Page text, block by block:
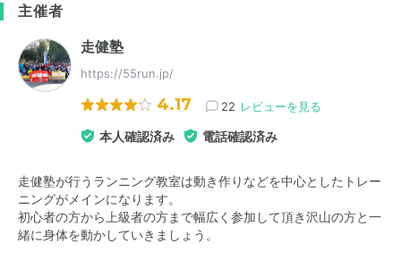
主催者
走健塾
https://55run.jp/
4.17 22 レビューを見る
本人確認済み 電話確認済み
走健塾が行うランニング教室は動き作りなどを中心としたトレー
ニングがメインになります。
初心者の方から上級者の方まで幅広く参加して頂き沢山の方と一
緒に身体を動かしていきましょう。